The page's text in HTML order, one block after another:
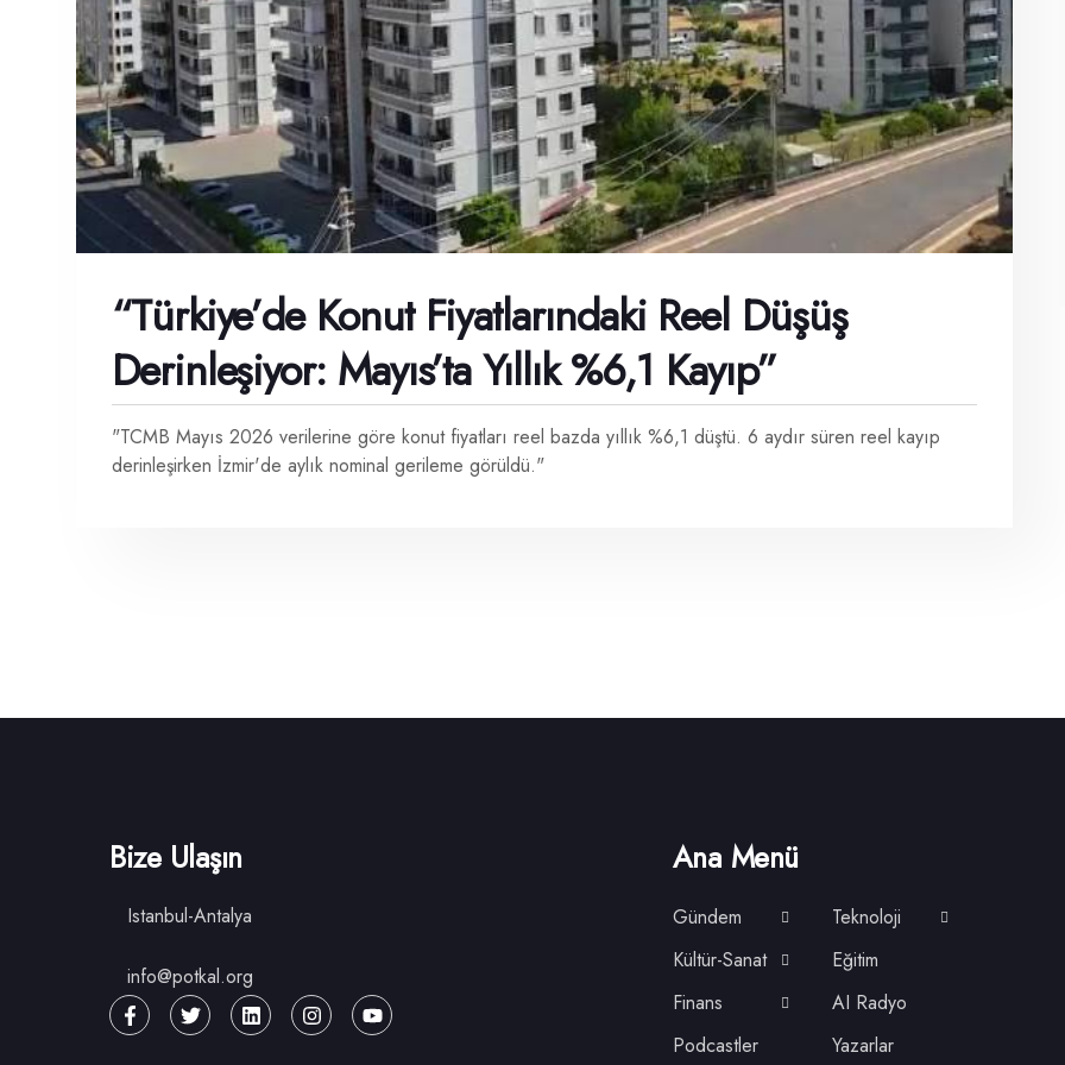
“Türkiye’de Konut Fiyatlarındaki Reel Düşüş
Derinleşiyor: Mayıs’ta Yıllık %6,1 Kayıp”
"TCMB Mayıs 2026 verilerine göre konut fiyatları reel bazda yıllık %6,1 düştü. 6 aydır süren reel kayıp
derinleşirken İzmir'de aylık nominal gerileme görüldü."
Bize Ulaşın
Istanbul-Antalya
info@potkal.org
Ana Menü
Gündem
Teknoloji
Kültür-Sanat
Eğitim
Finans
AI Radyo
Podcastler
Yazarlar